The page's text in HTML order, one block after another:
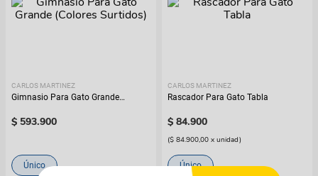
CARLOS MARTINEZ
Gimnasio Para Gato Grande
$ 593.900
Único
CARLOS MARTINEZ
Rascador Para Gato Tabla
$ 84.900
($ 84.900,00 x unidad)
Único